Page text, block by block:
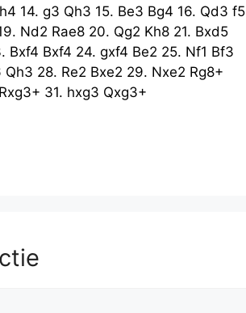
14. g3 Qh3 15. Be3 Bg4 16. Qd3 f5
Nd2 Rae8 20. Qg2 Kh8 21. Bxd5
Bxf4 Bxf4 24. gxf4 Be2 25. Nf1 Bf3
Qh3 28. Re2 Bxe2 29. Nxe2 Rg8+
Rxg3+ 31. hxg3 Qxg3+